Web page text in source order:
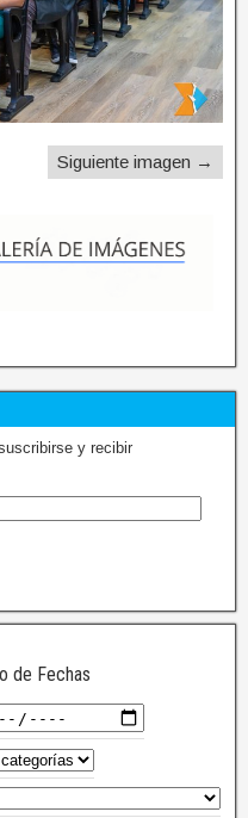
Siguiente imagen →
y recibir
de Fechas